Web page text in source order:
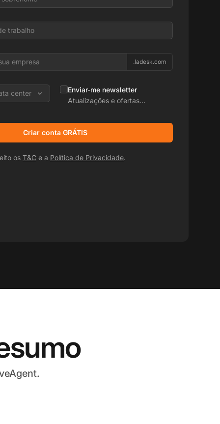
.ladesk.com
center
Enviar-me newsletter
Atualizações e ofertas
Criar conta GRÁTIS
os T&C e a Política de Privacidade.